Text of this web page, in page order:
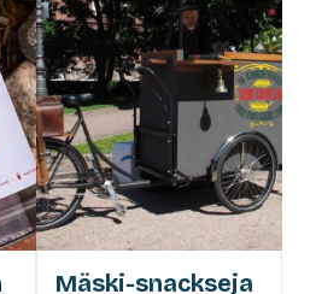
Mäski-snackseja